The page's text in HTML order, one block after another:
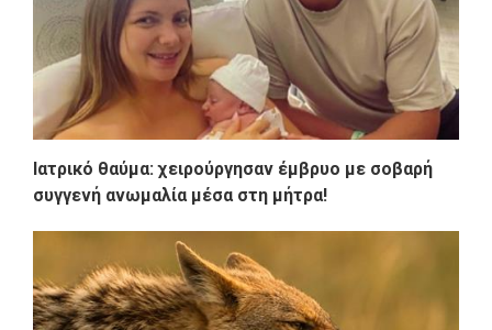
Ιατρικό θαύμα: χειρούργησαν έμβρυο με σοβαρή
συγγενή ανωμαλία μέσα στη μήτρα!